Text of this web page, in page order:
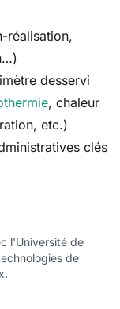
réalisation,
desservi
, chaleur
etc.)
clés
l'Université de
de